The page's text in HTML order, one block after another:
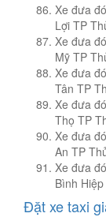
Xe đưa
Lợi TP
Xe đưa
Mỹ TP
Xe đưa
Tân TP
Xe đưa
Thọ TP
Xe đưa
An TP
Xe đưa
Bình
Đặt xe taxi